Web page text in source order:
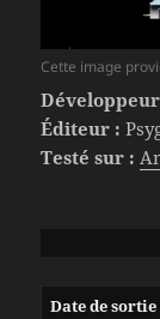
Cette image
Éditeur :
Testé sur :
Date de sortie